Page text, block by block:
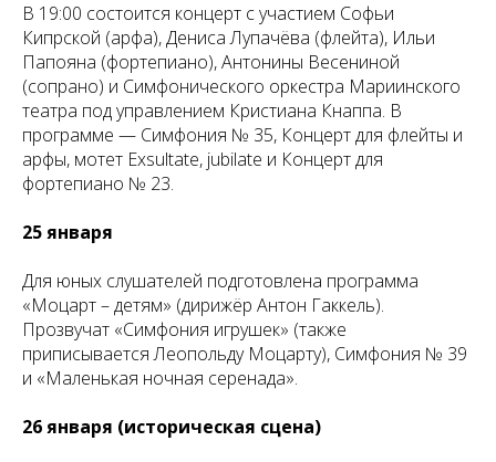
В 19:00 состоится концерт с участием Софьи
Кипрской (арфа), Дениса Лупачёва (флейта), Ильи
Папояна (фортепиано), Антонины Весениной
(сопрано) и Симфонического оркестра Мариинского
театра под управлением Кристиана Кнаппа. В
программе — Симфония № 35, Концерт для флейты и
арфы, мотет Exsultate, jubilate и Концерт для
фортепиано № 23.
25 января
Для юных слушателей подготовлена программа
«Моцарт – детям» (дирижёр Антон Гаккель).
Прозвучат «Симфония игрушек» (также
приписывается Леопольду Моцарту), Симфония № 39
и «Маленькая ночная серенада».
26 января (историческая сцена)